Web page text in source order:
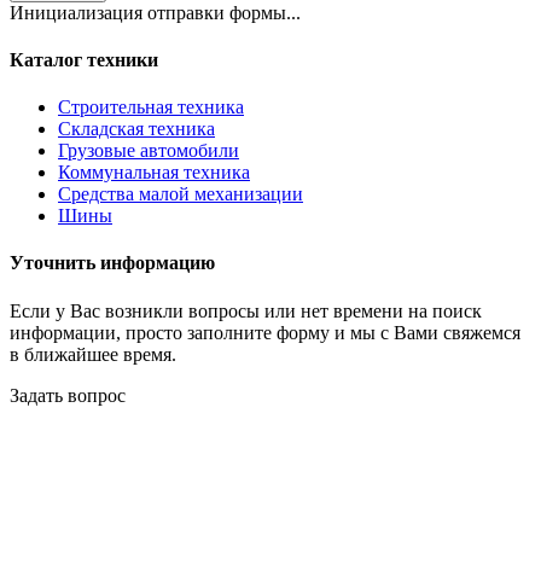
Инициализация отправки формы...
Каталог техники
Строительная техника
Складская техника
Грузовые автомобили
Коммунальная техника
Средства малой механизации
Шины
Уточнить информацию
Если у Вас возникли вопросы или нет времени на поиск
информации, просто заполните форму и мы с Вами свяжемся
в ближайшее время.
Задать вопрос